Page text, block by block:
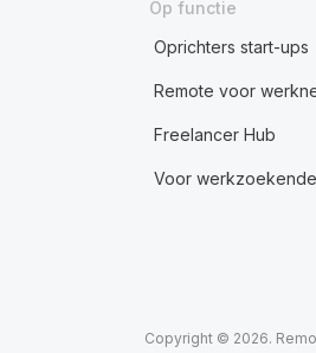
Op functie
Oprichters start-ups
Remote voor
Freelancer Hub
Voor
Copyright © 2026.